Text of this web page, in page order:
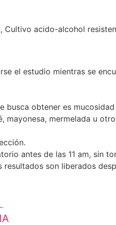
acido-alcohol
el estudio mientras se
obtener es
mermelada u
antes de las 11 am, sin
son liberados